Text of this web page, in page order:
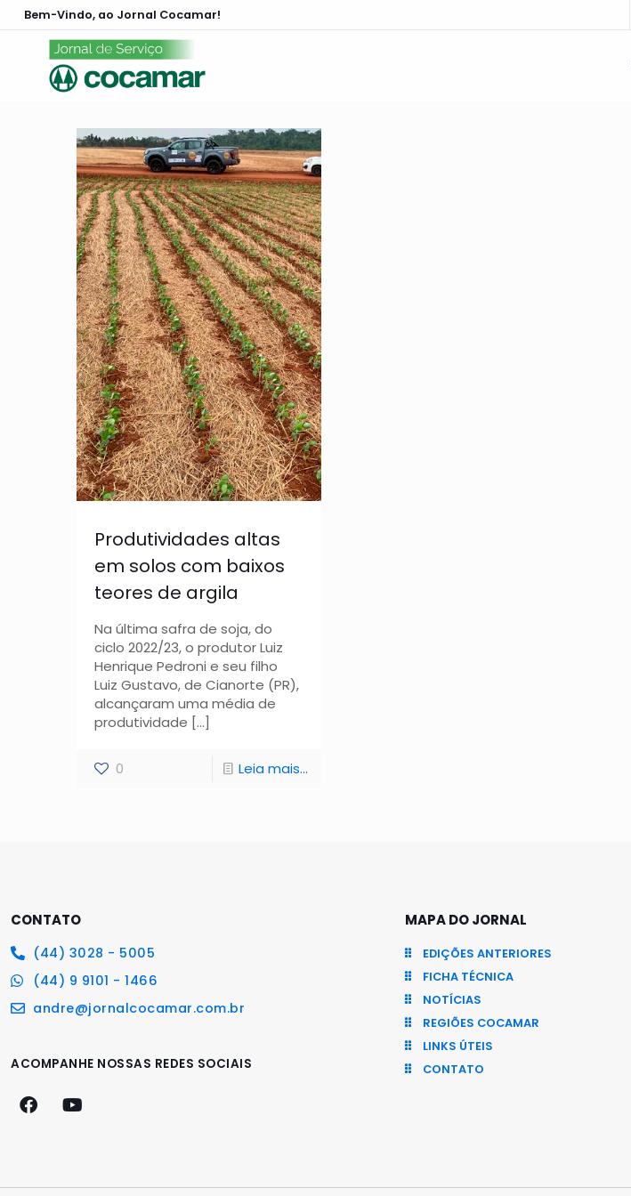
Bem-Vindo, ao Jornal Cocamar!
Produtividades altas
em solos com baixos
teores de argila
Na última safra de soja, do
ciclo 2022/23, o produtor Luiz
Henrique Pedroni e seu filho
Luiz Gustavo, de Cianorte (PR),
alcançaram uma média de
produtividade […]
0 Leia mais...
CONTATO
(44) 3028 - 5005
(44) 9 9101 - 1466
andre@jornalcocamar.com.br
ACOMPANHE NOSSAS REDES SOCIAIS
MAPA DO JORNAL
EDIÇÕES ANTERIORES
FICHA TÉCNICA
NOTÍCIAS
REGIÕES COCAMAR
LINKS ÚTEIS
CONTATO